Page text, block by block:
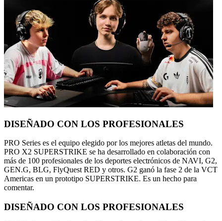
DISEÑADO CON LOS PROFESIONALES
PRO Series es el equipo elegido por los mejores atletas del mundo.
PRO X2 SUPERSTRIKE se ha desarrollado en colaboración con
más de 100 profesionales de los deportes electrónicos de NAVI, G2,
GEN.G, BLG, FlyQuest RED y otros. G2 ganó la fase 2 de la VCT
Americas en un prototipo SUPERSTRIKE. Es un hecho para
comentar.
DISEÑADO CON LOS PROFESIONALES